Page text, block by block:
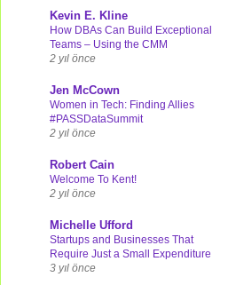
Kevin E. Kline
How DBAs Can Build Exceptional
Teams – Using the CMM
2 yıl önce
Jen McCown
Women in Tech: Finding Allies
#PASSDataSummit
2 yıl önce
Robert Cain
Welcome To Kent!
2 yıl önce
Michelle Ufford
Startups and Businesses That
Require Just a Small Expenditure
3 yıl önce